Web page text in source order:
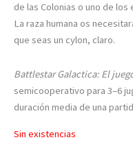
de las Colonias o uno de
La raza humana os
que seas un cylon, claro.
Battlestar Galactica: El
semicooperativo para 3–6
duración media de una
Sin existencias